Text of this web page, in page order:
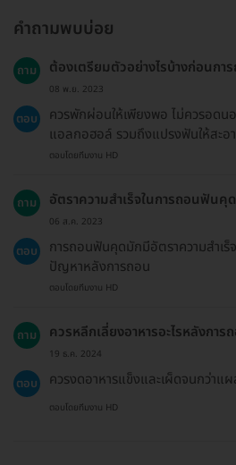
คำถามพบบ่อย
ถาม ต้องเตรียมตัวอย่างไรบ้างก่อนกา
08 พ.ย. 2023
ตอบ
ควรพักผ่อนให้เพียงพอ ไม่ควรอดน
แอลกอฮอล์ รวมถึงแปรงฟันให้สะอ
ตอบโดยทีมงาน HD
ถาม อัตราความสำเร็จในการถอนฟันคุด
06 ส.ค. 2023
ตอบ
การถอนฟันคุดมักมีอัตราความสำเร็
ปัญหาหลังการถอน
ตอบโดยทีมงาน HD
ถาม ควรหลีกเลี่ยงอาหารอะไรหลังกา
19 ธ.ค. 2024
ตอบ ควรงดอาหารแข็งและเผ็ดจนกว่าแ
ตอบโดยทีมงาน HD